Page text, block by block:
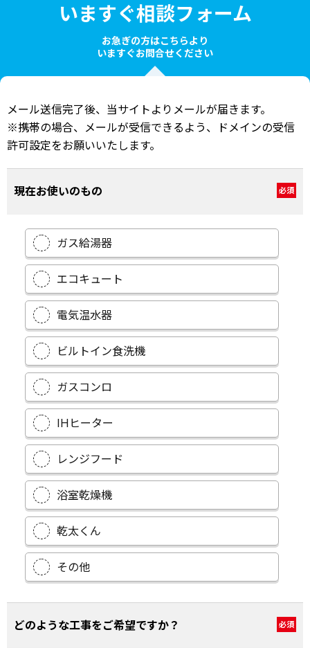
いますぐ相談フォーム
お急ぎの方はこちらより
いますぐお問合せください
メール送信完了後、当サイトよりメールが届きます。
※携帯の場合、メールが受信できるよう、ドメインの受信
許可設定をお願いいたします。
現在お使いのもの 必須
ガス給湯器
エコキュート
電気温水器
ビルトイン食洗機
ガスコンロ
IHヒーター
レンジフード
浴室乾燥機
乾太くん
その他
どのような工事をご希望ですか？ 必須